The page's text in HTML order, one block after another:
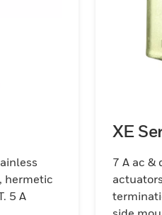
hermetic
5 A
XE
7 A ac &